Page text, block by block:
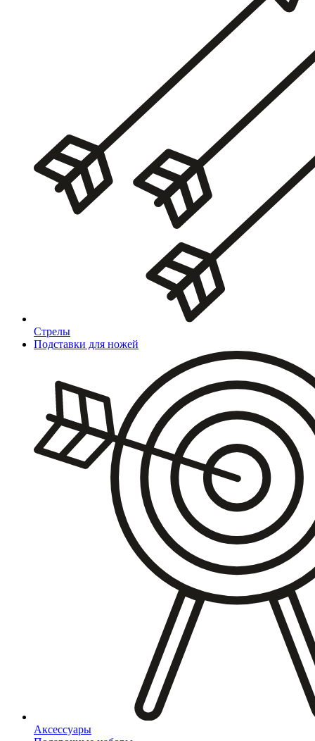
Стрелы
Подставки для ножей
Аксессуары